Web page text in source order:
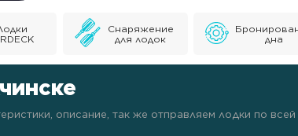
Снаряжение
для лодок
дна
описание, так же отправляем лодки по